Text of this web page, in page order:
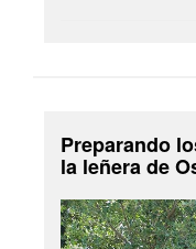
Preparando
la leñera de